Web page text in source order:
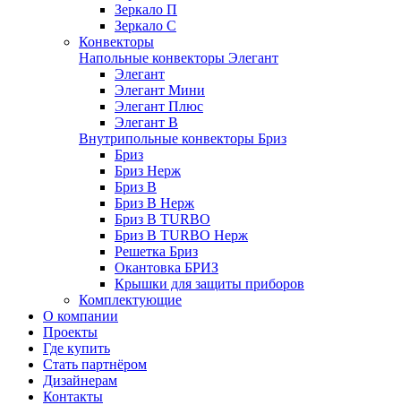
Зеркало П
Зеркало С
Конвекторы
Напольные конвекторы Элегант
Элегант
Элегант Мини
Элегант Плюс
Элегант В
Внутрипольные конвекторы Бриз
Бриз
Бриз Нерж
Бриз В
Бриз В Нерж
Бриз В TURBO
Бриз В TURBO Нерж
Решетка Бриз
Окантовка БРИЗ
Крышки для защиты приборов
Комплектующие
О компании
Проекты
Где купить
Стать партнёром
Дизайнерам
Контакты